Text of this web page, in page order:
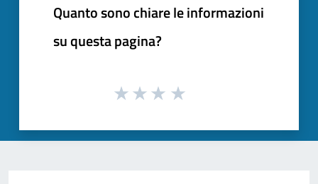
Quanto sono chiare le informazioni
su questa pagina?